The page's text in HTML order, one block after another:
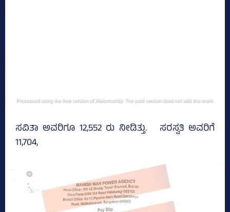
ಸವಿತಾ ಅವರಿಗೂ 12,552 ರು ನೀಡಿತ್ತು. ಸರಸ್ವತಿ ಅವರಿಗೆ
11,704,